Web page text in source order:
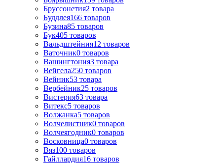
Бруссонетия2 товара
Буддлея166 товаров
Бузина85 товаров
Бук405 товаров
Вальдштейния12 товаров
Ваточник0 товаров
Вашингтония3 товара
Вейгела250 товаров
Вейник53 товара
Вербейник25 товаров
Вистерия63 товара
Витекс5 товаров
Волжанка5 товаров
Волчелистник0 товаров
Волчеягодник0 товаров
Восковница0 товаров
Вяз100 товаров
Гайллардия16 товаров